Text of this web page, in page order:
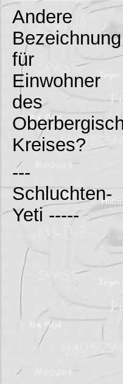
Andere
Bezeichnung
für
Einwohner
des
Kreises?
---
Schluchten-
Yeti -----